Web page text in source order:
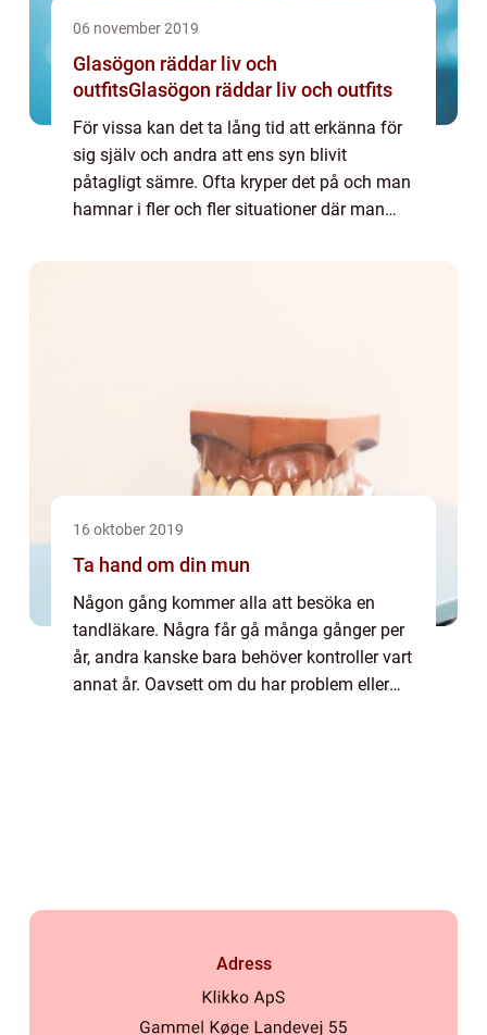
06 november 2019
Glasögon räddar liv och
outfitsGlasögon räddar liv och outfits
För vissa kan det ta lång tid att erkänna för
sig själv och andra att ens syn blivit
påtagligt sämre. Ofta kryper det på och man
hamnar i fler och fler situationer där man
16 oktober 2019
Ta hand om din mun
Någon gång kommer alla att besöka en
tandläkare. Några får gå många gånger per
år, andra kanske bara behöver kontroller vart
annat år. Oavsett om du har problem eller
Adress